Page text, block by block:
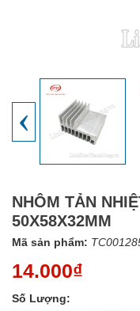
‹
NHÔM TẢN
50X58X32MM
Mã sản phẩm:
14.000₫
Số Lượng: